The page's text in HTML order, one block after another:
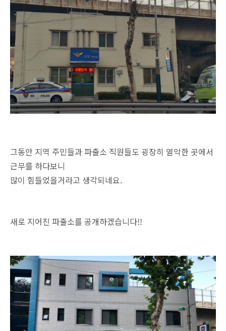
그동안 지역 주민들과 파출소 직원들도 굉장히 열악한 곳에서
근무를 하다보니
많이 힘들었을거라고 생각되네요.
새로 지어진 파출소를 공개하겠습니다!!